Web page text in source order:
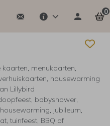
0
menukaarten,
housewarming
Lillybird
babyshower,
jubileum,
tuinfeest, BBQ of